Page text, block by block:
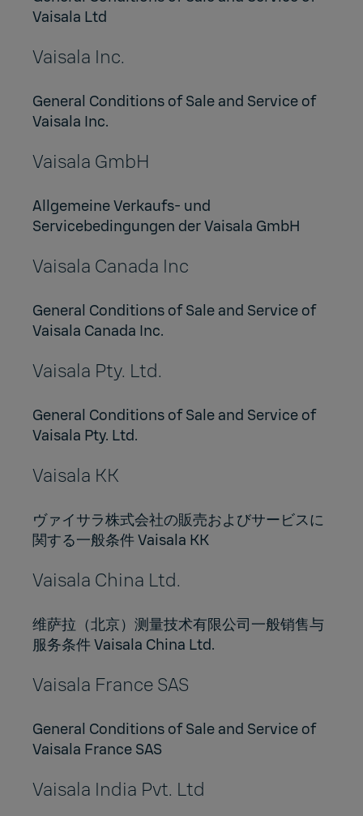
Vaisala Ltd
Vaisala Inc.
General Conditions of Sale and Service of
Vaisala Inc.
Vaisala GmbH
Allgemeine Verkaufs- und
Servicebedingungen der Vaisala GmbH
Vaisala Canada Inc
General Conditions of Sale and Service of
Vaisala Canada Inc.
Vaisala Pty. Ltd.
General Conditions of Sale and Service of
Vaisala Pty. Ltd.
Vaisala KK
ヴァイサラ株式会社の販売およびサービスに
関する一般条件 Vaisala KK
Vaisala China Ltd.
维萨拉（北京）测量技术有限公司一般销售与
服务条件 Vaisala China Ltd.
Vaisala France SAS
General Conditions of Sale and Service of
Vaisala France SAS
Vaisala India Pvt. Ltd